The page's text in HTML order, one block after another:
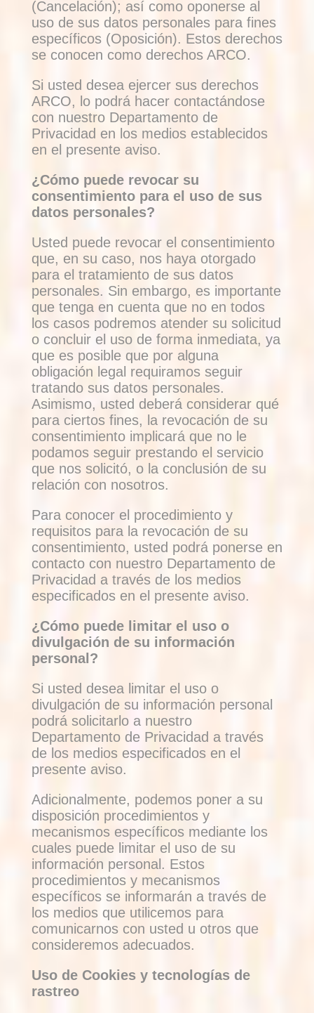
(Cancelación); así como oponerse al
uso de sus datos personales para fines
específicos (Oposición). Estos derechos
se conocen como derechos ARCO.
Si usted desea ejercer sus derechos
ARCO, lo podrá hacer contactándose
con nuestro Departamento de
Privacidad en los medios establecidos
en el presente aviso.
¿Cómo puede revocar su
consentimiento para el uso de sus
datos personales?
Usted puede revocar el consentimiento
que, en su caso, nos haya otorgado
para el tratamiento de sus datos
personales. Sin embargo, es importante
que tenga en cuenta que no en todos
los casos podremos atender su solicitud
o concluir el uso de forma inmediata, ya
que es posible que por alguna
obligación legal requiramos seguir
tratando sus datos personales.
Asimismo, usted deberá considerar qué
para ciertos fines, la revocación de su
consentimiento implicará que no le
podamos seguir prestando el servicio
que nos solicitó, o la conclusión de su
relación con nosotros.
Para conocer el procedimiento y
requisitos para la revocación de su
consentimiento, usted podrá ponerse en
contacto con nuestro Departamento de
Privacidad a través de los medios
especificados en el presente aviso.
¿Cómo puede limitar el uso o
divulgación de su información
personal?
Si usted desea limitar el uso o
divulgación de su información personal
podrá solicitarlo a nuestro
Departamento de Privacidad a través
de los medios especificados en el
presente aviso.
Adicionalmente, podemos poner a su
disposición procedimientos y
mecanismos específicos mediante los
cuales puede limitar el uso de su
información personal. Estos
procedimientos y mecanismos
específicos se informarán a través de
los medios que utilicemos para
comunicarnos con usted u otros que
consideremos adecuados.
Uso de Cookies y tecnologías de
rastreo